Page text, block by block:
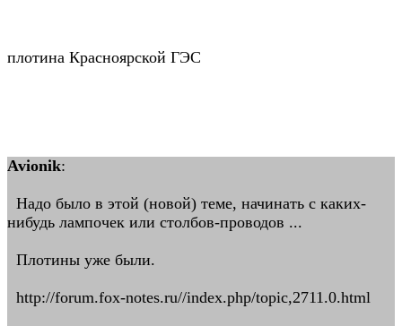
плотина Красноярской ГЭС
Avionik:
Надо было в этой (новой) теме, начинать с каких-
нибудь лампочек или столбов-проводов ...
Плотины уже были.
http://forum.fox-notes.ru//index.php/topic,2711.0.html